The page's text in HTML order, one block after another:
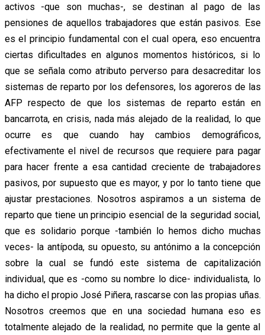
activos -que son muchas-, se destinan al pago de las
pensiones de aquellos trabajadores que están pasivos. Ese
es el principio fundamental con el cual opera, eso encuentra
ciertas dificultades en algunos momentos históricos, si lo
que se señala como atributo perverso para desacreditar los
sistemas de reparto por los defensores, los agoreros de las
AFP respecto de que los sistemas de reparto están en
bancarrota, en crisis, nada más alejado de la realidad, lo que
ocurre es que cuando hay cambios demográficos,
efectivamente el nivel de recursos que requiere para pagar
para hacer frente a esa cantidad creciente de trabajadores
pasivos, por supuesto que es mayor, y por lo tanto tiene que
ajustar prestaciones. Nosotros aspiramos a un sistema de
reparto que tiene un principio esencial de la seguridad social,
que es solidario porque -también lo hemos dicho muchas
veces- la antípoda, su opuesto, su antónimo a la concepción
sobre la cual se fundó este sistema de capitalización
individual, que es -como su nombre lo dice- individualista, lo
ha dicho el propio José Piñera, rascarse con las propias uñas.
Nosotros creemos que en una sociedad humana eso es
totalmente alejado de la realidad, no permite que la gente al